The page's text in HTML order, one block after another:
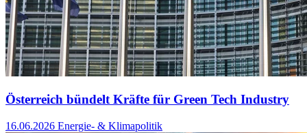
Österreich bündelt Kräfte für Green Tech Industry
16.06.2026 Energie- & Klimapolitik